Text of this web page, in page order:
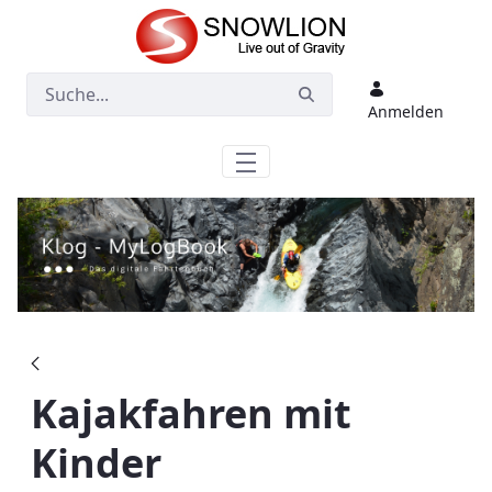
Zum Hauptinhalt springen
Anmelden
Kajakfahren mit
Kinder